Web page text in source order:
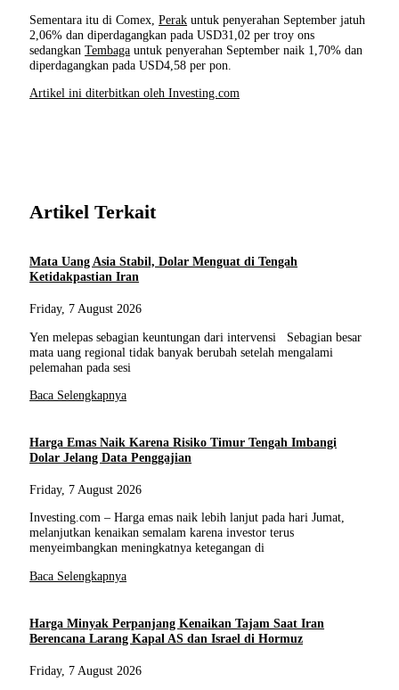
Sementara itu di Comex,Perak untuk penyerahan September jatuh
2,06% dan diperdagangkan pada USD31,02 per troy ons
sedangkanTembaga untuk penyerahan September naik 1,70% dan
diperdagangkan pada USD4,58 per pon.
Artikel ini diterbitkan oleh Investing.com
Artikel Terkait
Mata Uang Asia Stabil, Dolar Menguat di Tengah
Ketidakpastian Iran
Friday, 7 August 2026
Yen melepas sebagian keuntungan dari intervensi Sebagian besar
mata uang regional tidak banyak berubah setelah mengalami
pelemahan pada sesi
Baca Selengkapnya
Harga Emas Naik Karena Risiko Timur Tengah Imbangi
Dolar Jelang Data Penggajian
Friday, 7 August 2026
Investing.com – Harga emas naik lebih lanjut pada hari Jumat,
melanjutkan kenaikan semalam karena investor terus
menyeimbangkan meningkatnya ketegangan di
Baca Selengkapnya
Harga Minyak Perpanjang Kenaikan Tajam Saat Iran
Berencana Larang Kapal AS dan Israel di Hormuz
Friday, 7 August 2026